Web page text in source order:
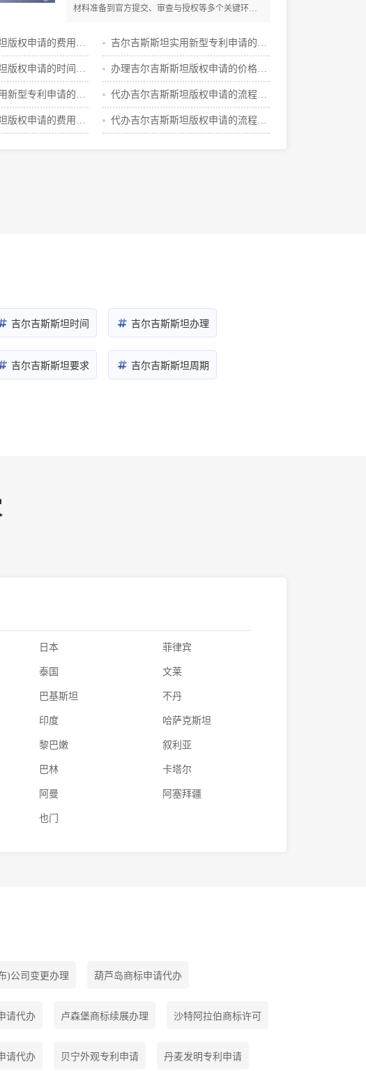
材料准备到官方提交、审查与授权等多个关键环
握其清晰步骤与策略至关重要。
版权申请的费用明 吉尔吉斯斯坦实用新型专利申请的步
骤与费用攻略
版权申请的时间明 办理吉尔吉斯斯坦版权申请的价格是
多少
新型专利申请的详 代办吉尔吉斯斯坦版权申请的流程攻
略
版权申请的费用一 代办吉尔吉斯斯坦版权申请的流程及
吉尔吉斯斯坦时间 吉尔吉斯斯坦办理
吉尔吉斯斯坦要求 吉尔吉斯斯坦周期
日本 菲律宾
泰国 文莱
巴基斯坦 不丹
印度 哈萨克斯坦
黎巴嫩 叙利亚
巴林 卡塔尔
阿曼 阿塞拜疆
也门
)公司变更办理 葫芦岛商标申请代办
请代办 卢森堡商标续展办理 沙特阿拉伯商标许可
请代办 贝宁外观专利申请 丹麦发明专利申请